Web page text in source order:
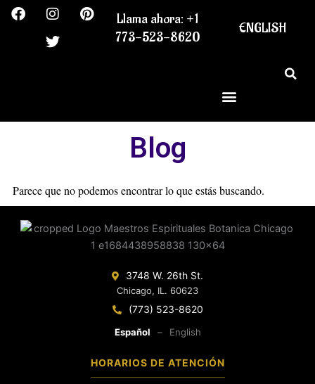
contenido
F
a
I
n
s
t
m
P
i
t
T
w
i
t
Llama ahora: +1
773-523-8620
ENGLISH
Blog
Parece que no podemos encontrar lo que estás buscando.
3748 W. 26th St.
Chicago, IL. 60623
(773) 523-8620
Español – English
HORARIOS DE ATENCIÓN